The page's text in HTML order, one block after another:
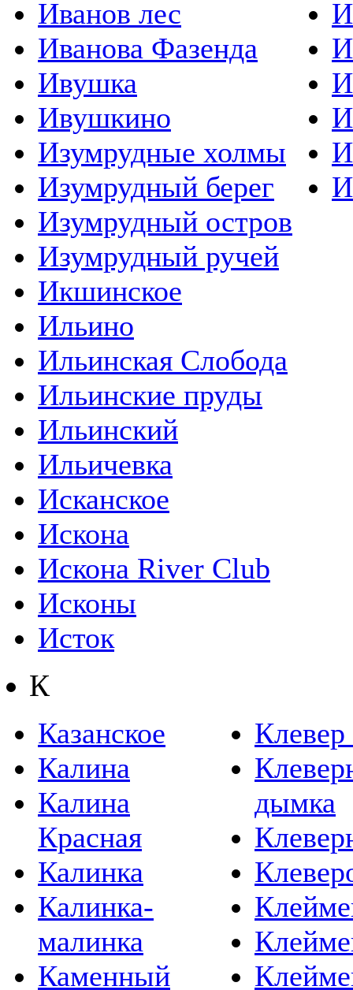
Иванов лес
Иванова Фазенда
Ивушка
Ивушкино
Изумрудные холмы
Изумрудный берег
Изумрудный остров
Изумрудный ручей
Икшинское
Ильино
Ильинская Слобода
Ильинские пруды
Ильинский
Ильичевка
Исканское
Искона
Искона River Club
Исконы
Исток
К
Казанское
Калина
Калина
Красная
Калинка
Калинка-
малинка
Каменный
Клевер
дымка